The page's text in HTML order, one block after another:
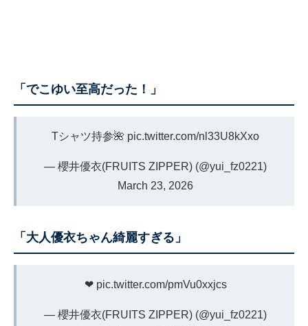
「でこゆい至高だった！」
Tシャツ持参🌺 pic.twitter.com/nl33U8kXxo
— 櫻井優衣(FRUITS ZIPPER) (@yui_fz0221)
March 23, 2026
「大人優衣ちゃん綺麗すぎる」
❤︎ pic.twitter.com/pmVu0xxjcs
— 櫻井優衣(FRUITS ZIPPER) (@yui_fz0221)